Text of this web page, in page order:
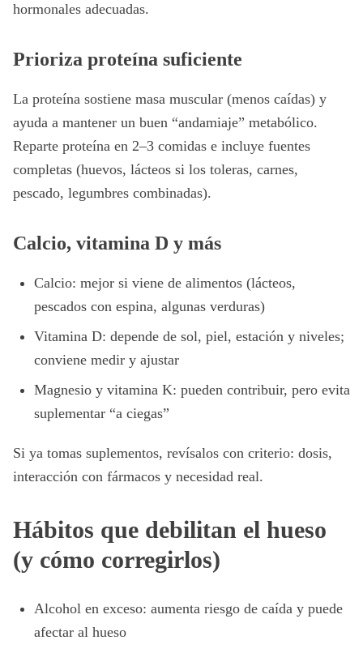
hormonales adecuadas.
Prioriza proteína suficiente
La proteína sostiene masa muscular (menos caídas) y
ayuda a mantener un buen “andamiaje” metabólico.
Reparte proteína en 2–3 comidas e incluye fuentes
completas (huevos, lácteos si los toleras, carnes,
pescado, legumbres combinadas).
Calcio, vitamina D y más
Calcio: mejor si viene de alimentos (lácteos,
pescados con espina, algunas verduras)
Vitamina D: depende de sol, piel, estación y niveles;
conviene medir y ajustar
Magnesio y vitamina K: pueden contribuir, pero evita
suplementar “a ciegas”
Si ya tomas suplementos, revísalos con criterio: dosis,
interacción con fármacos y necesidad real.
Hábitos que debilitan el hueso
(y cómo corregirlos)
Alcohol en exceso: aumenta riesgo de caída y puede
afectar al hueso